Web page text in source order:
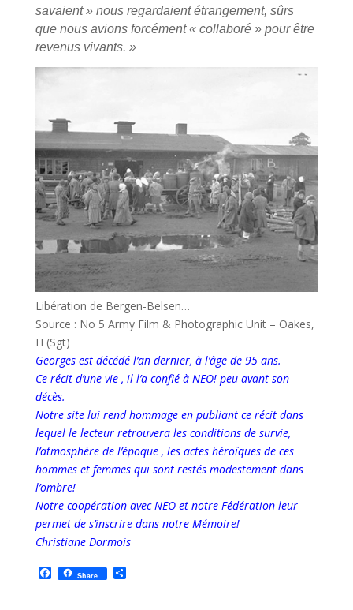
savaient » nous regardaient étrangement, sûrs
que nous avions forcément « collaboré » pour être
revenus vivants. »
Libération de Bergen-Belsen…
Source : No 5 Army Film & Photographic Unit – Oakes,
H (Sgt)
Georges est décédé l’an dernier, à l’âge de 95 ans.
Ce récit d’une vie , il l’a confié à NEO! peu avant son
décès.
Notre site lui rend hommage en publiant ce récit dans
lequel le lecteur retrouvera les conditions de survie,
l’atmosphère de l’époque , les actes héroïques de ces
hommes et femmes qui sont restés modestement dans
l’ombre!
Notre coopération avec NEO et notre Fédération leur
permet de s’inscrire dans notre Mémoire!
Christiane Dormois
F
a
Share P